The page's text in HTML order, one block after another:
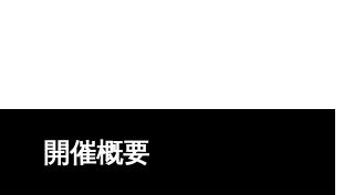
開催概要